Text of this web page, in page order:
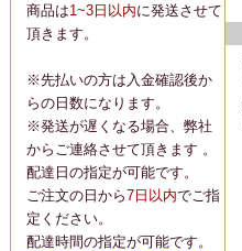
商品は1~3日以内に発送させて
頂きます。
※先払いの方は入金確認後か
らの日数になります。
※発送が遅くなる場合、弊社
からご連絡させて頂きます 。
配達日の指定が可能です。
ご注文の日から7日以内でご指
定ください。
配達時間の指定が可能です。